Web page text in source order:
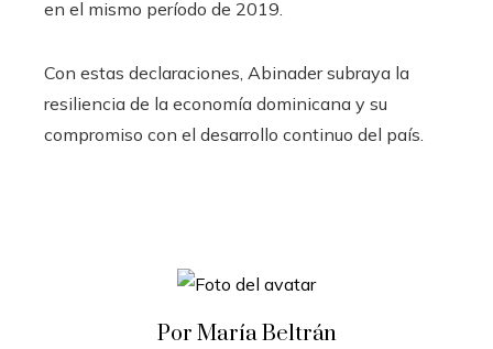
en el mismo período de 2019.
Con estas declaraciones, Abinader subraya la
resiliencia de la economía dominicana y su
compromiso con el desarrollo continuo del país.
Por María Beltrán